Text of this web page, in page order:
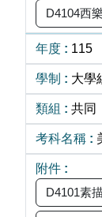
D4104西
115
大學
共同
D4101素